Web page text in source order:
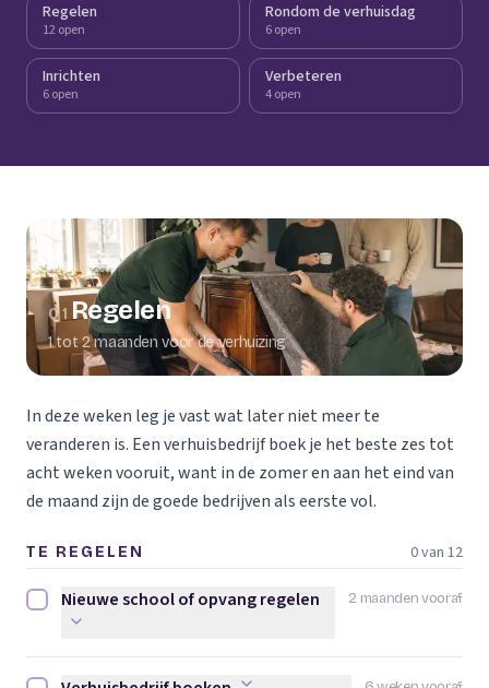
Regelen
12 open
Rondom de verhuisdag
6 open
Inrichten
6 open
Verbeteren
4 open
01 Regelen
1 tot 2 maanden voor de verhuizing
In deze weken leg je vast wat later niet meer te
veranderen is. Een verhuisbedrijf boek je het beste zes tot
acht weken vooruit, want in de zomer en aan het eind van
de maand zijn de goede bedrijven als eerste vol.
TE REGELEN 0 van 12
2 maanden vooraf
Nieuwe school of opvang regelen afvinken
Nieuwe school of opvang regelen